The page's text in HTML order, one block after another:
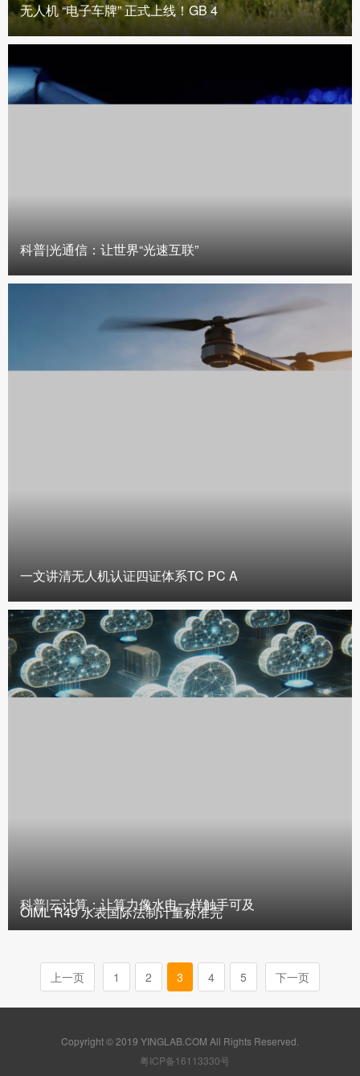
无人机 “电子车牌” 正式上线！GB 4
科普|光通信：让世界“光速互联”
一文讲清无人机认证四证体系TC PC A
科普|云计算：让算力像水电一样触手可及
OIML R49 水表国际法制计量标准完
上一页 1 2 3 4 5 下一页
Copyright © 2019 YINGLAB.COM All Rights Reserved.
粤ICP备16113330号